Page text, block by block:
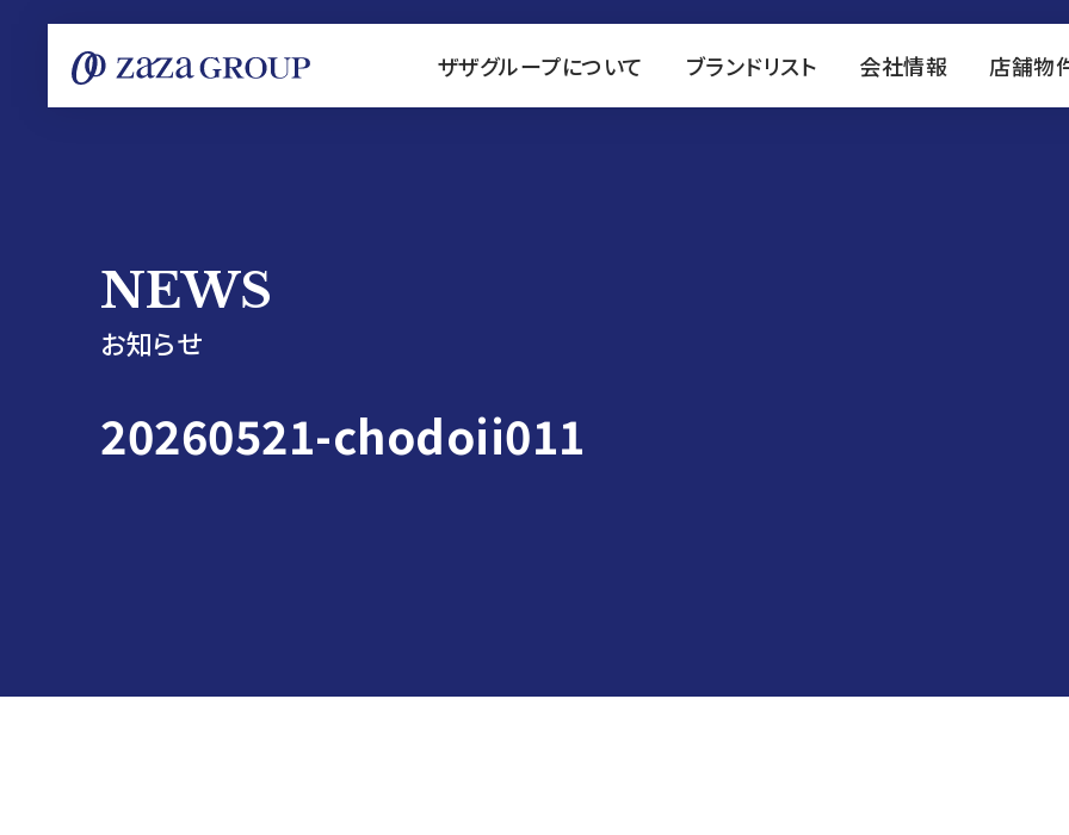
ザザグループについて ブランドリスト 会社情報 店舗物
NEWS
お知らせ
20260521-chodoii011